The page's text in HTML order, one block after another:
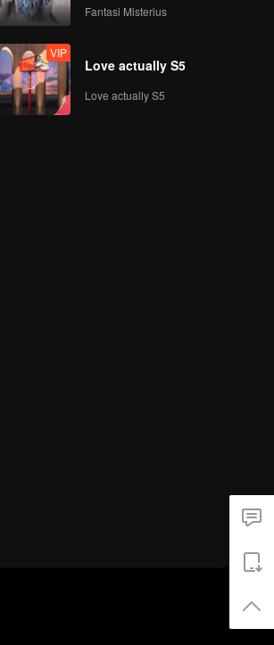
Fantasi Misterius
VIP
Love actually S5
Love actually S5